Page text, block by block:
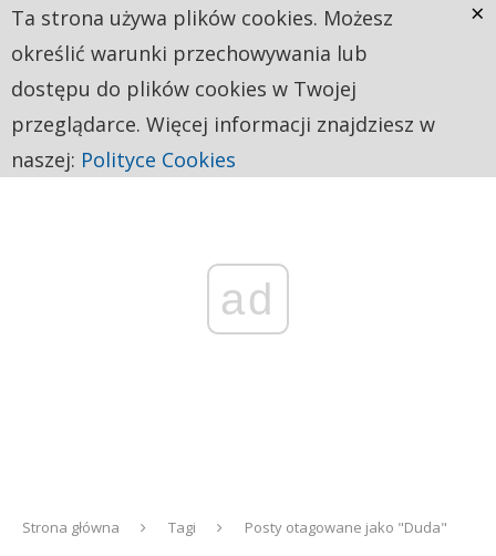
ad
Strona główna Tagi Posty otagowane jako "Duda"
Ta strona używa plików cookies. Możesz
określić warunki przechowywania lub
dostępu do plików cookies w Twojej
przeglądarce. Więcej informacji znajdziesz w
naszej: Polityce Cookies
×